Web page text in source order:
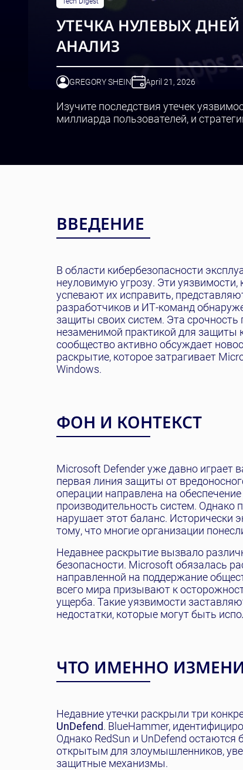
УТЕЧКА НУЛЕВЫХ ДНЕЙ
АНАЛИЗ
GREGORY SHEIN April 21, 2026
Изучите последствия утечек
миллиарда пользователей, и
ВВЕДЕНИЕ
В области кибербезопасности
неуловимую угрозу. Эти
успевают их исправить,
разработчиков и ИТ-команд
защиты своих систем. Эта срочность
незаменимой практикой для защиты
сообщество активно обсуждает
раскрытие, которое затрагивает
Windows.
ФОН И КОНТЕКСТ
Microsoft Defender уже давно играет
первая линия защиты от
операции направлена на
производительность систем. Однако
нарушает этот баланс. Исторически
тому, что многие организации
Недавнее раскрытие вызвало
безопасности. Microsoft обязалась
направленной на поддержание
всего мира призывают к
ущерба. Такие уязвимости
недостатки, которые могут быть
ЧТО ИМЕННО
Недавние утечки раскрыли три
UnDefend. BlueHammer,
Однако RedSun и UnDefend остаются
открытым для злоумышленников,
защитные механизмы.